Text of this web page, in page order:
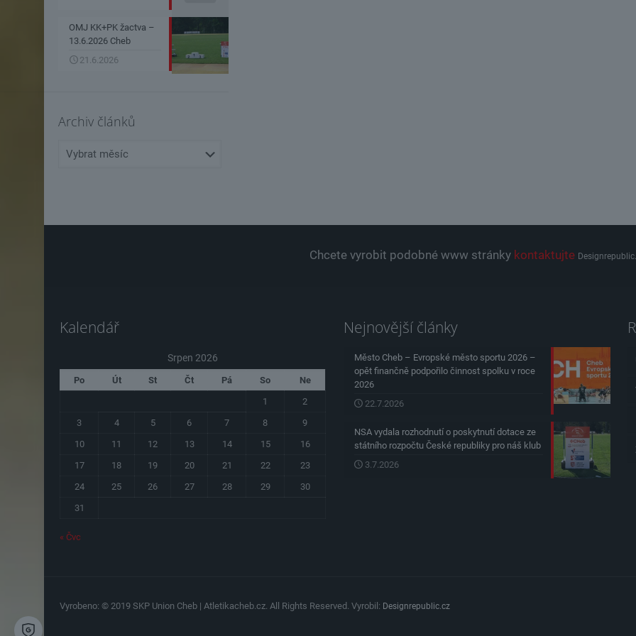
OMJ KK+PK žactva –
13.6.2026 Cheb
21.6.2026
Archiv článků
článků
Chcete vyrobit podobné www stránky kontaktujte
Kalendář
Srpen 2026
Po Út St Čt Pá So
Ne
1
2
3
4 5 6 7 8
9
10
11 12 13 14 15
16
17
18 19 20 21 22
23
24
25 26 27 28 29
30
31
« Čvc
Nejnovější články
Město Cheb – Evropské město sportu 2026 –
opět finančně podpořilo činnost spolku v roce
2026
22.7.2026
NSA vydala rozhodnutí o poskytnutí dotace ze
státního rozpočtu České republiky pro náš klub
3.7.2026
Vyrobeno: © 2019 SKP Union Cheb | Atletikacheb.cz. All Rights Reserved. Vyrobil: Designrepublic.cz